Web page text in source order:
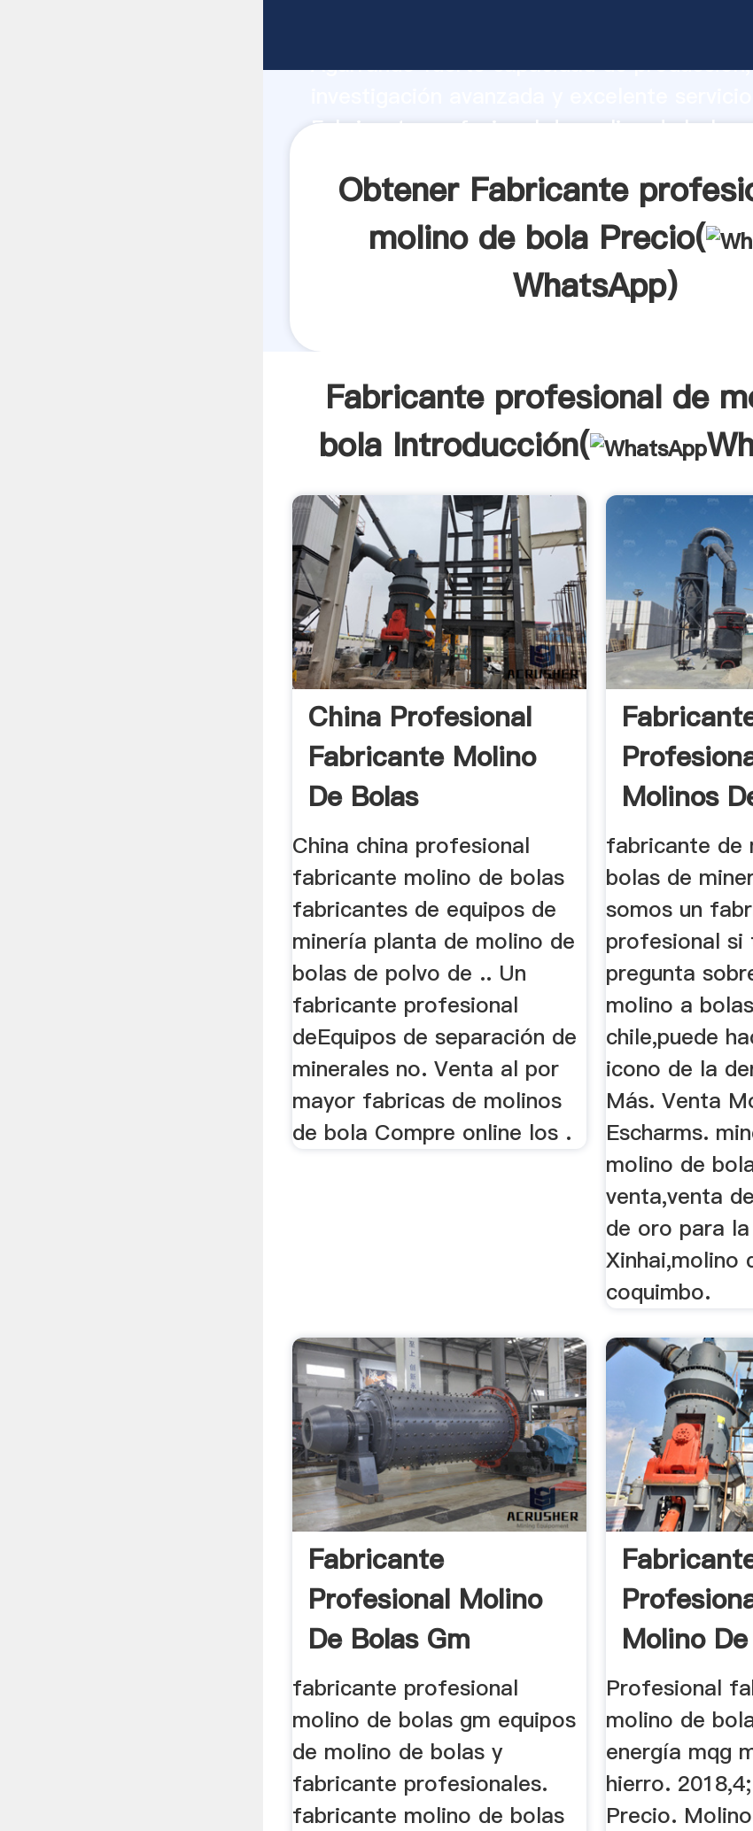
Agarrando fuerte capacidad de
Fabricante profesional de molino de bola
Obtener Fabricante
molino de bola Precio(
WhatsApp)
Fabricante profesional de
bola Introducción(
China Profesional
Fabricante Molino
De Bolas
China china profesional
fabricante molino de bolas
fabricantes de equipos de
minería planta de molino de
bolas de polvo de .. Un
fabricante profesional
deEquipos de separación de
minerales no. Venta al por
mayor fabricas de molinos
de bola Compre online los .
Molinos
fabricante de
bolas de
somos un
profesional si
pregunta
molino a
chile,puede
icono de la
Más. Venta
Escharms.
molino de
venta,venta
de oro para
Xinhai,molino
coquimbo.
Fabricante
Profesional Molino
De Bolas Gm
fabricante profesional
molino de bolas gm equipos
de molino de bolas y
fabricante profesionales.
fabricante molino de bolas
Molino
Profesional
molino de
energía mqg
hierro.
Precio.